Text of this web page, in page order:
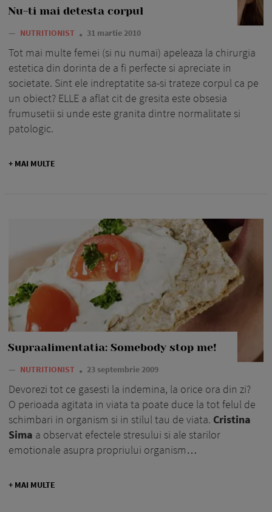
Nu-ti mai detesta corpul
— NUTRITIONIST 31 martie 2010
Tot mai multe femei (si nu numai) apeleaza la chirurgia
estetica din dorinta de a fi perfecte si apreciate in
societate. Sint ele indreptatite sa-si trateze corpul ca pe
un obiect? ELLE a aflat cit de gresita este obsesia
frumusetii si unde este granita dintre normalitate si
patologic.
+ MAI MULTE
Supraalimentatia: Somebody stop me!
— NUTRITIONIST 23 septembrie 2009
Devorezi tot ce gasesti la indemina, la orice ora din zi?
O perioada agitata in viata ta poate duce la tot felul de
schimbari in organism si in stilul tau de viata. Cristina
Sima a observat efectele stresului si ale starilor
emotionale asupra propriului organism…
+ MAI MULTE